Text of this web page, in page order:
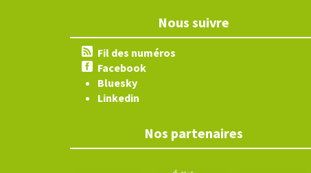
Nous suivre
Fil des numéros
Facebook
Bluesky
Linkedin
Nos partenaires